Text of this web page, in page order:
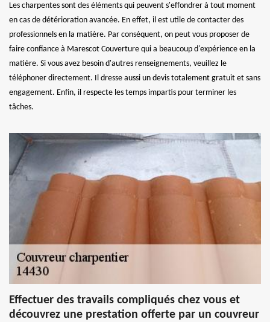
Les charpentes sont des éléments qui peuvent s'effondrer à tout moment
en cas de détérioration avancée. En effet, il est utile de contacter des
professionnels en la matière. Par conséquent, on peut vous proposer de
faire confiance à Marescot Couverture qui a beaucoup d'expérience en la
matière. Si vous avez besoin d'autres renseignements, veuillez le
téléphoner directement. Il dresse aussi un devis totalement gratuit et sans
engagement. Enfin, il respecte les temps impartis pour terminer les
tâches.
Effectuer des travails compliqués chez vous et
découvrez une prestation offerte par un couvreur